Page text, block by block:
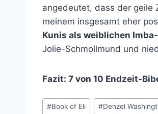
angedeutet, dass der geile
meinem insgesamt eher
Kunis als weiblichen
Jolie-Schmollmund und
Fazit: 7 von 10 Endzeit-
Schlagworte:
#Book of Eli #Denzel